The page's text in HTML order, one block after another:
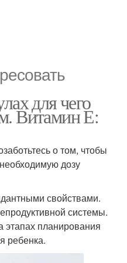
для чего
Витамин Е:
о том, чтобы
дозу
свойствами.
системы.
этапах планирования
ребенка.